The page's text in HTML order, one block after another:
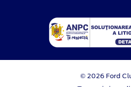
© 2026 Ford